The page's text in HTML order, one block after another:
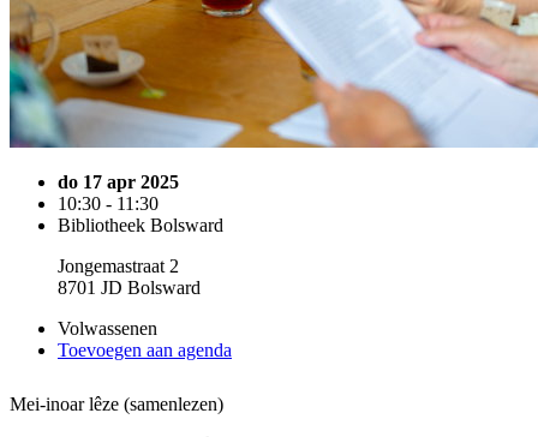
do 17 apr 2025
10:30 - 11:30
Bibliotheek Bolsward
Jongemastraat 2
8701 JD Bolsward
Volwassenen
Toevoegen aan agenda
Mei-inoar lêze (samenlezen)